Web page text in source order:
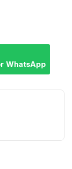
WhatsApp